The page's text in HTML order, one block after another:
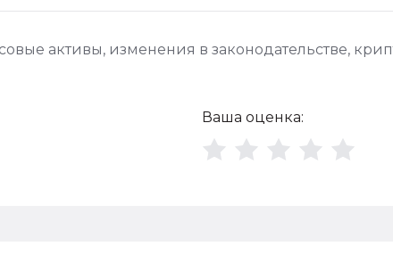
активы, изменения в законодательстве,
Ваша оценка: